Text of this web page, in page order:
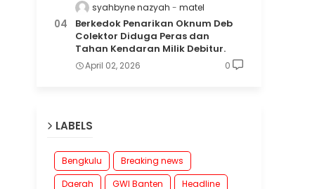
syahbyne nazyah matel
Berkedok Penarikan Oknum Deb
Colektor Diduga Peras dan
Tahan Kendaran Milik Debitur.
April 02, 2026 0
LABELS
Bengkulu
Breaking news
Daerah
GWI Banten
Headline